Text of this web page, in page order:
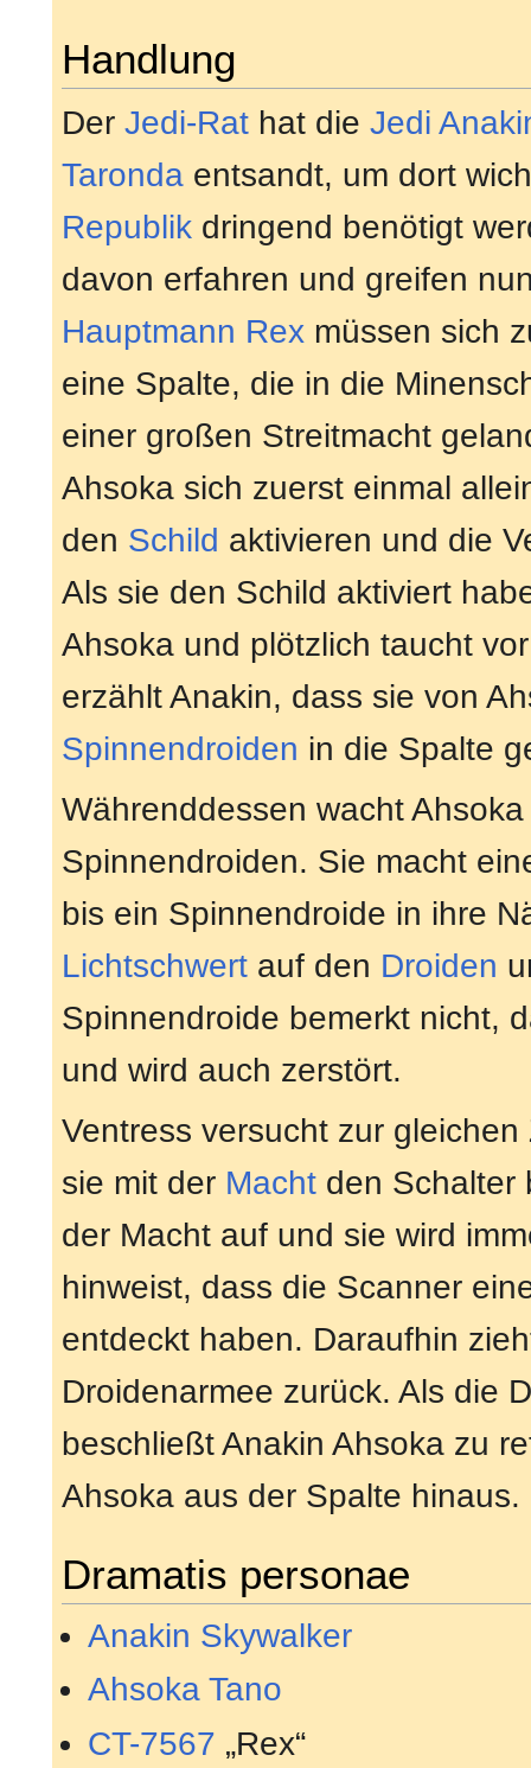
Handlung
Der Jedi-Rat hat die Jedi
Taronda entsandt, um dort
Republik dringend benötigt
davon erfahren und greifen
Hauptmann Rex müssen sich
eine Spalte, die in die
einer großen Streitmacht
Ahsoka sich zuerst einmal
den Schild aktivieren und die
Als sie den Schild aktiviert
Ahsoka und plötzlich taucht
erzählt Anakin, dass sie von
Spinnendroiden in die Spalte
Währenddessen wacht
Spinnendroiden. Sie macht
bis ein Spinnendroide in ihre
Lichtschwert auf den Droiden
Spinnendroide bemerkt nicht,
und wird auch zerstört.
Ventress versucht zur
sie mit der Macht den Schalter
der Macht auf und sie wird
hinweist, dass die Scanner
entdeckt haben. Daraufhin
Droidenarmee zurück. Als die
beschließt Anakin Ahsoka zu
Ahsoka aus der Spalte hinaus.
Dramatis personae
Anakin Skywalker
Ahsoka Tano
CT-7567 „Rex“